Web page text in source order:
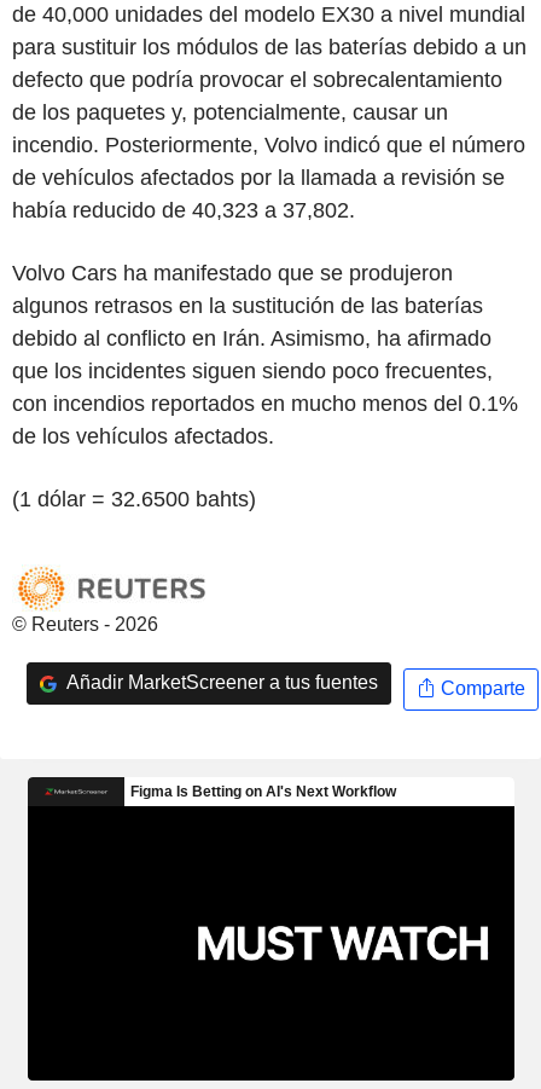
de 40,000 unidades del modelo EX30 a nivel mundial
para sustituir los módulos de las baterías debido a un
defecto que podría provocar el sobrecalentamiento
de los paquetes y, potencialmente, causar un
incendio. Posteriormente, Volvo indicó que el número
de vehículos afectados por la llamada a revisión se
había reducido de 40,323 a 37,802.
Volvo Cars ha manifestado que se produjeron
algunos retrasos en la sustitución de las baterías
debido al conflicto en Irán. Asimismo, ha afirmado
que los incidentes siguen siendo poco frecuentes,
con incendios reportados en mucho menos del 0.1%
de los vehículos afectados.
(1 dólar = 32.6500 bahts)
© Reuters - 2026
Añadir MarketScreener a tus fuentes Comparte